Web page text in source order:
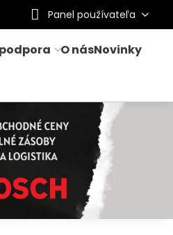
Panel používateľa
O násNovinky